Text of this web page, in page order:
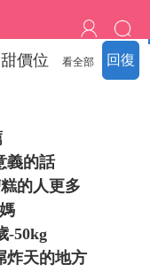
回復
價位 看全部
義的話
的人更多
-50kg
炸天的地方